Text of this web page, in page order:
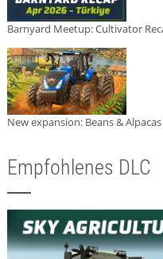
Barnyard Meetup: Cultivator
New expansion: Beans &
Empfohlenes DLC